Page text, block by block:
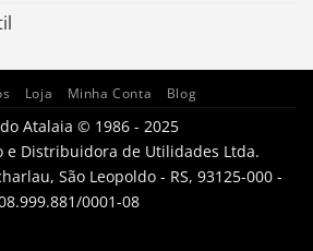
Loja Minha Conta Blog
Atalaia © 1986 - 2025
e Distribuidora de Utilidades Ltda.
São Leopoldo - RS, 93125-000 -
0001-08